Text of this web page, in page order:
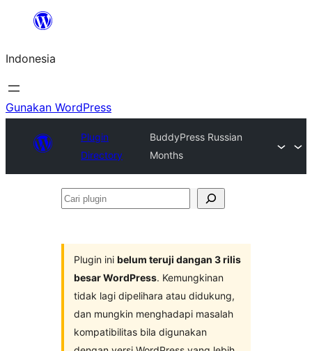
Lewati
konten
Indonesia
Gunakan WordPress
Plugin
Directory
BuddyPress Russian
Months
Cari
Plugin ini belum teruji dangan 3 rilis
besar WordPress. Kemungkinan
tidak lagi dipelihara atau didukung,
dan mungkin menghadapi masalah
kompatibilitas bila digunakan